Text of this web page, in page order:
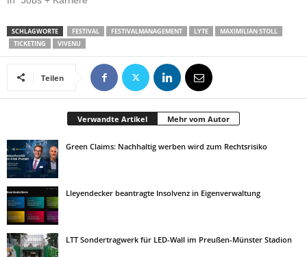
SCHLAGWORTE FESTIVAL FESTIVALMANAGEMENT LYTE
MAXIMILIAN STOLL
TICKETING
VIVENU
Teilen
Verwandte Artikel Mehr vom Autor
Green Claims: Nachhaltig werben wird zum Rechtsrisiko
Lleyendecker beantragte Insolvenz in Eigenverwaltung
LTT Sondertragwerk für LED-Wall im Preußen-Münster Stadion